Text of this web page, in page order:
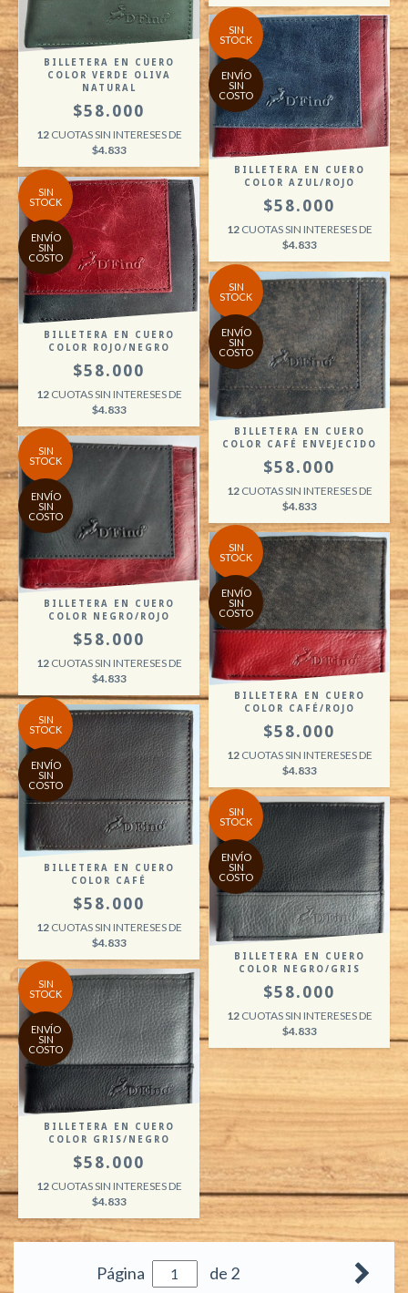
BILLETERA EN CUERO
COLOR VERDE OLIVA
NATURAL
$58.000
12 CUOTAS SIN INTERESES DE
$4.833
SIN
STOCK
ENVÍO
SIN
COSTO
BILLETERA EN CUERO
COLOR ROJO/NEGRO
$58.000
12 CUOTAS SIN INTERESES DE
$4.833
SIN
STOCK
ENVÍO
SIN
COSTO
BILLETERA EN CUERO
COLOR AZUL/ROJO
$58.000
12 CUOTAS SIN INTERESES DE
$4.833
SIN
STOCK
ENVÍO
SIN
COSTO
BILLETERA EN CUERO
COLOR NEGRO/ROJO
$58.000
12 CUOTAS SIN INTERESES DE
$4.833
SIN
STOCK
ENVÍO
SIN
COSTO
BILLETERA EN CUERO
COLOR CAFÉ ENVEJECIDO
$58.000
12 CUOTAS SIN INTERESES DE
$4.833
SIN
STOCK
ENVÍO
SIN
COSTO
BILLETERA EN CUERO
COLOR CAFÉ
$58.000
12 CUOTAS SIN INTERESES DE
$4.833
SIN
STOCK
ENVÍO
SIN
COSTO
BILLETERA EN CUERO
COLOR CAFÉ/ROJO
$58.000
12 CUOTAS SIN INTERESES DE
$4.833
SIN
STOCK
ENVÍO
SIN
COSTO
BILLETERA EN CUERO
COLOR GRIS/NEGRO
$58.000
12 CUOTAS SIN INTERESES DE
$4.833
SIN
STOCK
ENVÍO
SIN
COSTO
BILLETERA EN CUERO
COLOR NEGRO/GRIS
$58.000
12 CUOTAS SIN INTERESES DE
$4.833
Página de 2